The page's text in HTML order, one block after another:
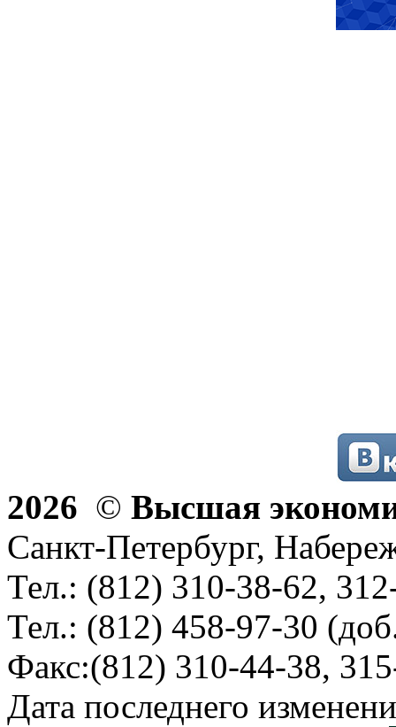
2026 © Высшая
Санкт-Петербург,
Тел.: (812) 310-38-62,
Тел.: (812) 458-97-30
Факс:(812) 310-44-38,
Дата последнего